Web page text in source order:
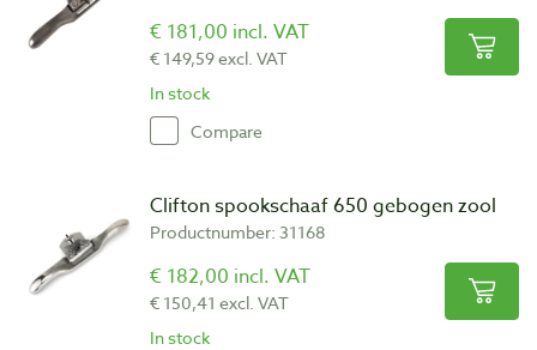
€ 181,00 incl. VAT
€ 149,59 excl. VAT
In stock
Compare
Clifton spookschaaf 650 gebogen zool
Productnumber: 31168
€ 182,00 incl. VAT
€ 150,41 excl. VAT
In stock